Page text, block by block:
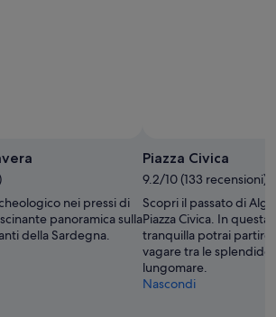
nei pressi di
panoramica sulla
della Sardegna.
Piazza Civica
9.2/10 (133 recensioni)
Scopri il passato di
Piazza Civica. In
tranquilla potrai partire
vagare tra le splendide
lungomare.
Nascondi